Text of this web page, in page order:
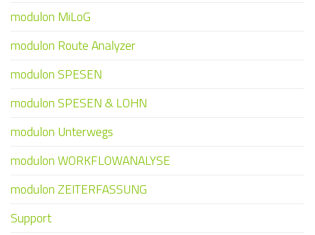
modulon MiLoG
modulon Route Analyzer
modulon SPESEN
modulon SPESEN & LOHN
modulon Unterwegs
modulon WORKFLOWANALYSE
modulon ZEITERFASSUNG
Support